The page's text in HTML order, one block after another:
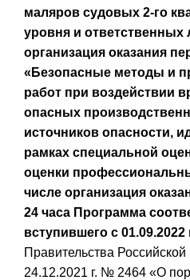
маляров судовых 2-го
уровня и ответственных
организация оказания
«Безопасные методы и
работ при воздействии
опасных
источников опасности,
рамках специальной
оценки
числе организация
24 часа Программа
вступившего с 01.09.2022
Правительства
24.12.2021 г. № 2464 «О